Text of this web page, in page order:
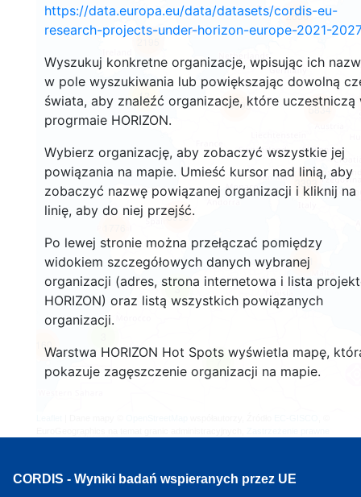
https://data.europa.eu/data/datasets/cordis-eu-
research-projects-under-horizon-europe-2021-2027
Wyszukuj konkretne organizacje, wpisując ich
w pole wyszukiwania lub powiększając dowolną
świata, aby znaleźć organizacje, które uczestniczą
progrmaie HORIZON.
Wybierz organizację, aby zobaczyć wszystkie jej
powiązania na mapie. Umieść kursor nad linią, aby
zobaczyć nazwę powiązanej organizacji i kliknij na
linię, aby do niej przejść.
Po lewej stronie można przełączać pomiędzy
widokiem szczegółowych danych wybranej
organizacji (adres, strona internetowa i lista
HORIZON) oraz listą wszystkich powiązanych
organizacji.
Warstwa HORIZON Hot Spots wyświetla mapę,
pokazuje zagęszczenie organizacji na mapie.
3
7
160
12
2656
5834
481
19399
5995
CORDIS - Wyniki badań wspieranych przez UE